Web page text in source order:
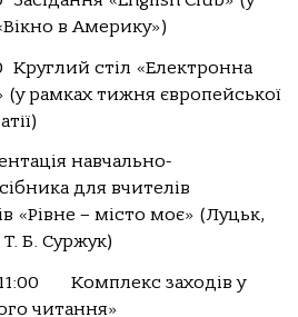
в Америку»)
Круглий стіл «Електронна
(у рамках тижня європейської
навчально-
для вчителів
«Рівне – місто моє» (Луцьк,
Т. Б. Суржук)
11:00 Комплекс заходів у
читання»